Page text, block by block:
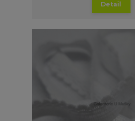
Detail